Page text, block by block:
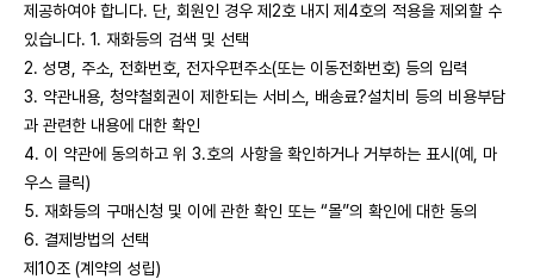
제공하여야 합니다. 단, 회원인 경우 제2호 내지 제4호의 적용을 제외할 수
있습니다. 1. 재화등의 검색 및 선택
2. 성명, 주소, 전화번호, 전자우편주소(또는 이동전화번호) 등의 입력
3. 약관내용, 청약철회권이 제한되는 서비스, 배송료?설치비 등의 비용부담
과 관련한 내용에 대한 확인
4. 이 약관에 동의하고 위 3.호의 사항을 확인하거나 거부하는 표시(예, 마
우스 클릭)
5. 재화등의 구매신청 및 이에 관한 확인 또는 “몰”의 확인에 대한 동의
6. 결제방법의 선택
제10조 (계약의 성립)